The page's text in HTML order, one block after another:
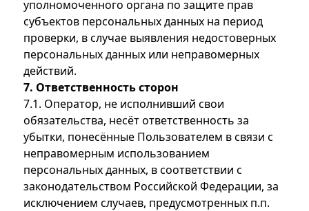
уполномоченного органа по защите прав
субъектов персональных данных на период
проверки, в случае выявления недостоверных
персональных данных или неправомерных
действий.
7. Ответственность сторон
7.1. Оператор, не исполнивший свои
обязательства, несёт ответственность за
убытки, понесённые Пользователем в связи с
неправомерным использованием
персональных данных, в соответствии с
законодательством Российской Федерации, за
исключением случаев, предусмотренных п.п.